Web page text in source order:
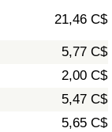
21,46 C$
5,77 C$
2,00 C$
5,47 C$
5,65 C$